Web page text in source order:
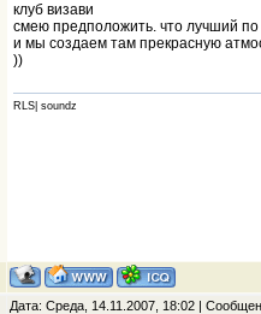
клуб визави
смею предположить. что лучший по
и мы создаем там прекрасную
))
RLS| soundz
Дата: Среда, 14.11.2007, 18:02 |